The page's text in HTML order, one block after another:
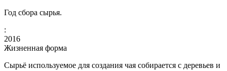
Год сбора сырья.
:
2016
Жизненная форма
Сырьё используемое для создания чая собирается с деревьев и